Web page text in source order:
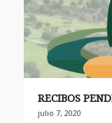
RECIBOS
julio 7, 2020